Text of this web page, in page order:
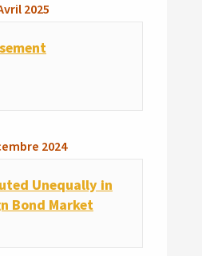
2025
2024
Unequally in
Bond Market